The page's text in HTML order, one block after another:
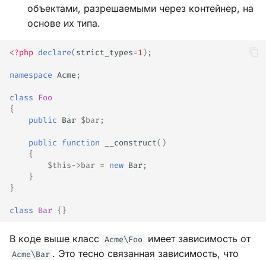
объектами, разрешаемыми через контейнер, на
основе их типа.
<?php declare(strict_types=1);
namespace Acme ;
class
Foo
{
public Bar $bar;
public function __construct()
{
$this->bar = new Bar;
}
}
class Bar {}
В коде выше класс Acme\Foo имеет зависимость от
Acme\Bar . Это тесно связанная зависимость, что